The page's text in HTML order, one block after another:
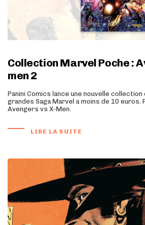
Collection Marvel Poche :
men 2
Panini Comics lance une nouvelle
grandes Saga Marvel a moins de 10 euros.
Avengers vs X-Men.
LIRE LA SUITE